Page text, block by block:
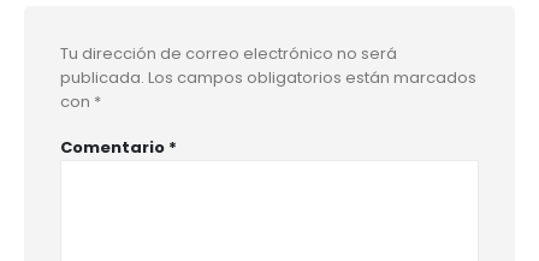
Tu dirección de correo electrónico no será
publicada. Los campos obligatorios están marcados
con *
Comentario *